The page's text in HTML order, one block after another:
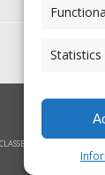
Statistics
- SEDE LEGALE: VIA